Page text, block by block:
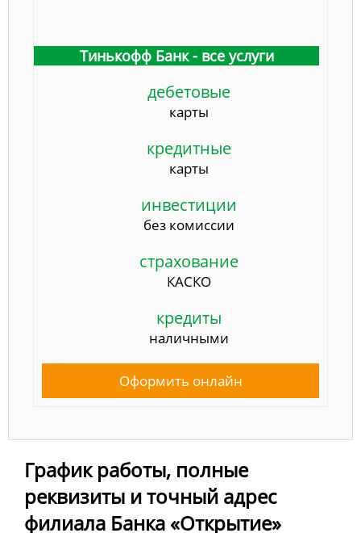
Тинькофф Банк - все услуги
дебетовые
карты
кредитные
карты
инвестиции
без комиссии
страхование
КАСКО
кредиты
наличными
Оформить онлайн
График работы, полные
реквизиты и точный адрес
филиала Банка «Открытие»